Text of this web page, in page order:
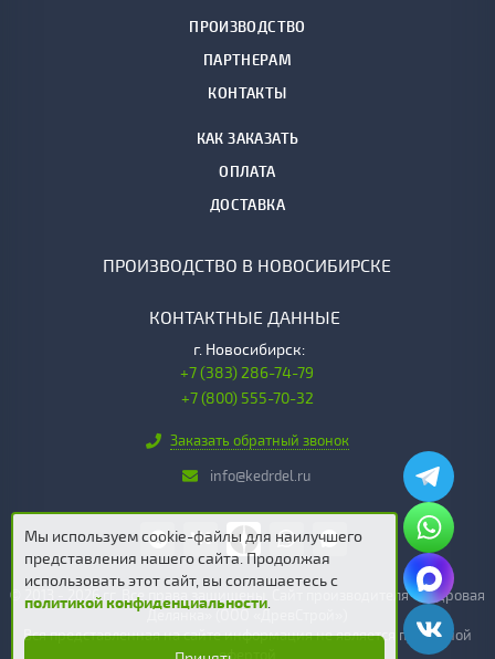
Мы используем cookie-файлы для наилучшего
представления нашего сайта. Продолжая
использовать этот сайт, вы соглашаетесь c
политикой конфиденциальности
ПРОИЗВОДСТВО
ПАРТНЕРАМ
КОНТАКТЫ
КАК ЗАКАЗАТЬ
ОПЛАТА
ДОСТАВКА
ПРОИЗВОДСТВО В НОВОСИБИРСКЕ
КОНТАКТНЫЕ ДАННЫЕ
г. Новосибирск:
+7 (383) 286-74-79
+7 (800) 555-70-32
Заказать обратный звонок
info@kedrdel.ru
© 2013 - 2026 гг. Все права защищены. Сайт производителя «Кедровая
Делянка» (ООО «ДревСтрой»)
Вся представленная на сайте информация не является публичной
офертой